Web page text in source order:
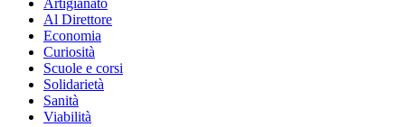
Artigianato
Al Direttore
Economia
Curiosità
Scuole e corsi
Solidarietà
Sanità
Viabilità